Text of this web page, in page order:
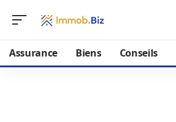
Assurance Biens Conseils